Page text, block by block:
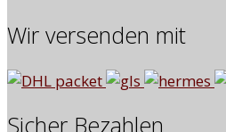
Wir versenden mit
Sicher Bezahlen